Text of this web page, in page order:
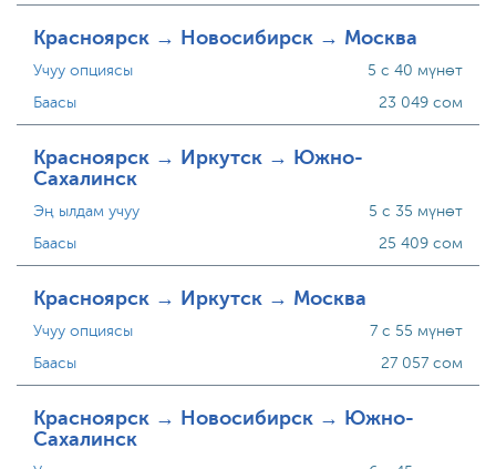
Красноярск → Новосибирск → Москва
Учуу опциясы
Баасы
5 с 40 мүнөт
23 049 сом
Красноярск → Иркутск → Южно-
Сахалинск
Эң ылдам учуу
Баасы
5 с 35 мүнөт
25 409 сом
Красноярск → Иркутск → Москва
Учуу опциясы
Баасы
7 с 55 мүнөт
27 057 сом
Красноярск → Новосибирск → Южно-
Сахалинск